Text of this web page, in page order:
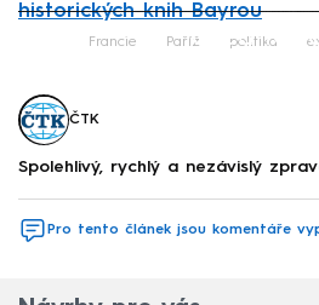
historických knih Bayrou
Failed to
Francie Paříž politika
ČTK
Spolehlivý, rychlý a nezávislý
Pro tento článek jsou komentáře